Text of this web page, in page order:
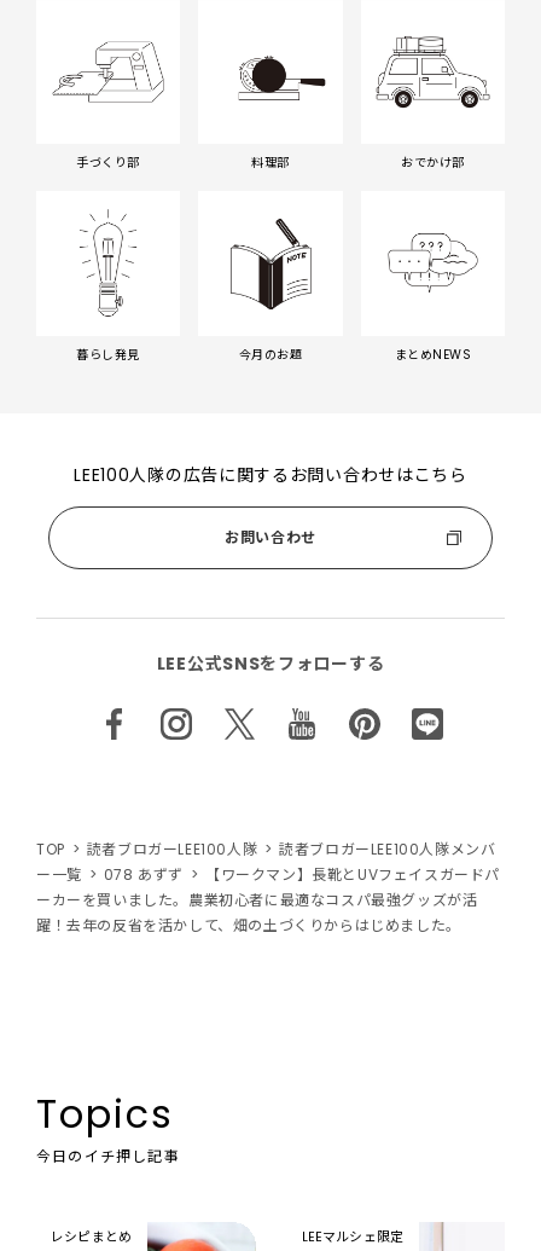
手づくり部 料理部 おでかけ部
暮らし発見 今月のお題 まとめNEWS
LEE100人隊の広告に関するお問い合わせはこちら
お問い合わせ
LEE公式SNSをフォローする
TOP 読者ブロガーLEE100人隊
読者ブロガーLEE100人隊メンバ
ー一覧
078 あずず
【ワークマン】長靴とUVフェイスガードパ
ーカーを買いました。農業初心者に最適なコスパ最強グッズが活
躍！去年の反省を活かして、畑の土づくりからはじめました。
Topics
今日のイチ押し記事
レシピまとめ LEEマルシェ限定